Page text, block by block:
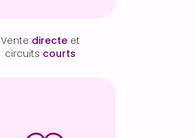
Vente directe et
circuits courts